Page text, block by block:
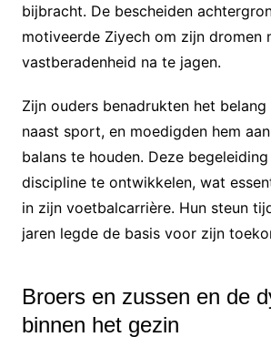
bijbracht. De bescheiden
motiveerde Ziyech om zijn dromen
vastberadenheid na te jagen.
Zijn ouders benadrukten het
naast sport, en moedigden hem
balans te houden. Deze
discipline te ontwikkelen, wat
in zijn voetbalcarrière. Hun steun
jaren legde de basis voor zijn
Broers en zussen en de
binnen het gezin